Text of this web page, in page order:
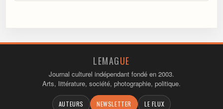
LEMAGUE
Journal culturel indépendant fondé en 2003.
Arts, littérature, société, photographie, politique.
AUTEURS NEWSLETTER LE FLUX